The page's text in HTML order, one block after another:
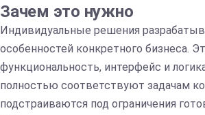
Зачем это нужно
Индивидуальные решения
особенностей конкретного бизнеса.
функциональность, интерфейс и
полностью соответствуют задачам
подстраиваются под ограничения